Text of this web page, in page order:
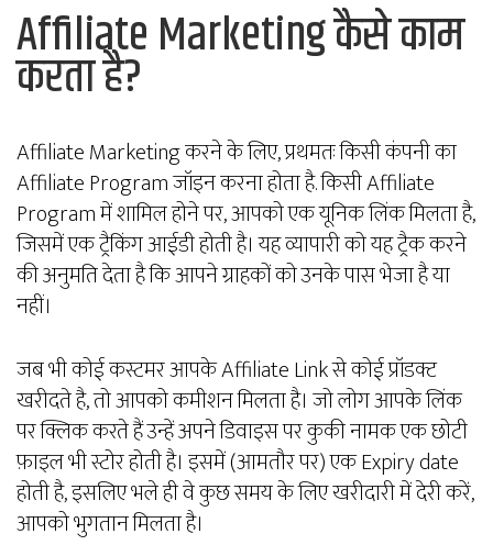
Affiliate Marketing कैसे काम
करता है?
Affiliate Marketing करने के लिए, प्रथमतः किसी कंपनी का
Affiliate Program जॉइन करना होता है. किसी Affiliate
Program में शामिल होने पर, आपको एक यूनिक लिंक मिलता है,
जिसमें एक ट्रैकिंग आईडी होती है। यह व्यापारी को यह ट्रैक करने
की अनुमति देता है कि आपने ग्राहकों को उनके पास भेजा है या
नहीं।
जब भी कोई कस्टमर आपके Affiliate Link से कोई प्रॉडक्ट
खरीदते है, तो आपको कमीशन मिलता है। जो लोग आपके लिंक
पर क्लिक करते हैं उन्हें अपने डिवाइस पर कुकी नामक एक छोटी
फ़ाइल भी स्टोर होती है। इसमें (आमतौर पर) एक Expiry date
होती है, इसलिए भले ही वे कुछ समय के लिए खरीदारी में देरी करें,
आपको भुगतान मिलता है।